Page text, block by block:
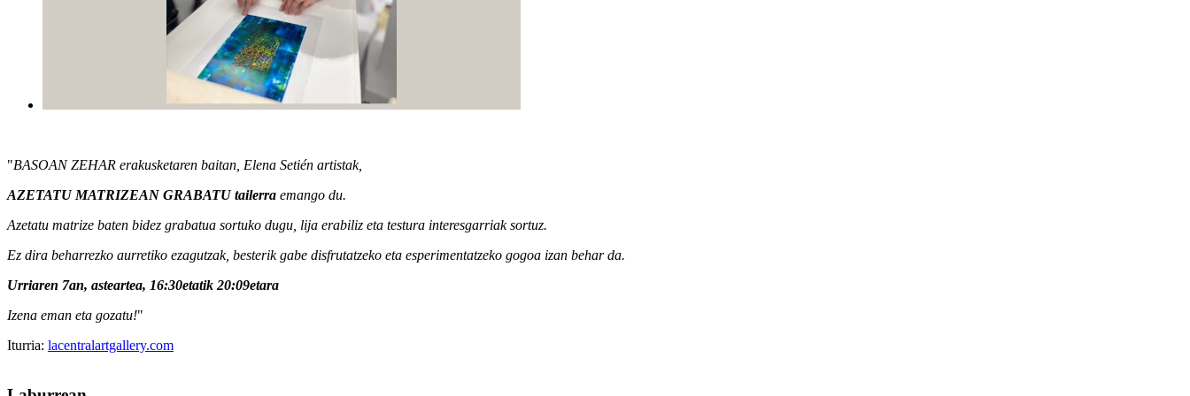
"BASOAN ZEHAR erakusketaren baitan, Elena Setién artistak,
AZETATU MATRIZEAN GRABATU tailerra emango du.
Azetatu matrize baten bidez grabatua sortuko dugu, lija erabiliz eta testura interesgarriak sortuz.
Ez dira beharrezko aurretiko ezagutzak, besterik gabe disfrutatzeko eta esperimentatzeko gogoa izan behar da.
Urriaren 7an, asteartea, 16:30etatik 20:09etara
Izena eman eta gozatu!"
Iturria: lacentralartgallery.com